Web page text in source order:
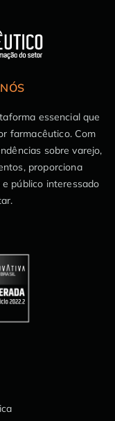
essencial que
farmacêutico. Com
sobre varejo,
proporciona
público interessado